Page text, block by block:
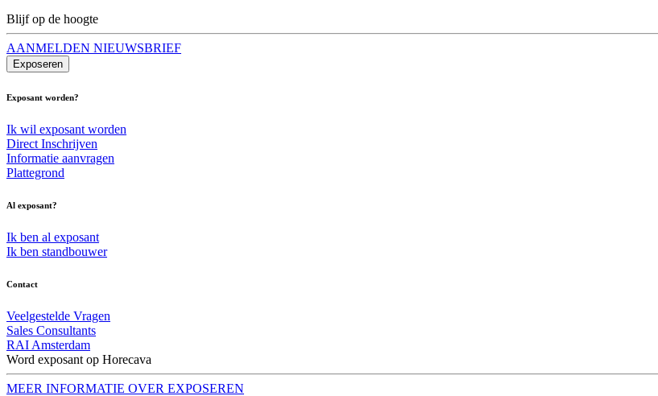
Blijf op de hoogte
AANMELDEN NIEUWSBRIEF
Exposeren
Exposant worden?
Ik wil exposant worden
Direct Inschrijven
Informatie aanvragen
Plattegrond
Al exposant?
Ik ben al exposant
Ik ben standbouwer
Contact
Veelgestelde Vragen
Sales Consultants
RAI Amsterdam
Word exposant op Horecava
MEER INFORMATIE OVER EXPOSEREN